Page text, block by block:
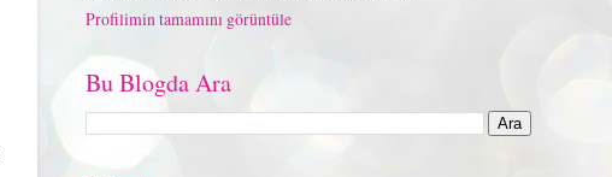
Profilimin tamamını görüntüle
Bu Blogda Ara